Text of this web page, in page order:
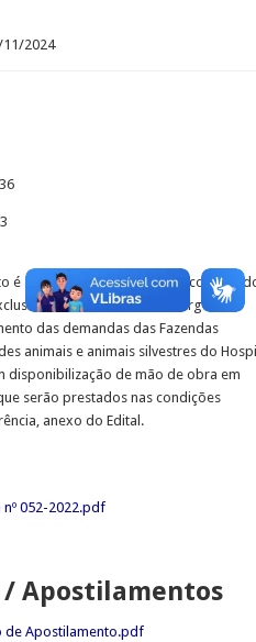
11/2024
é a contratação de serviços
de mão de obra no cargo
das demandas das Fazendas
animais e animais silvestres do
disponibilização de mão de obra em
serão prestados nas condições
anexo do Edital.
nº 052-2022.pdf
Apostilamentos
de Apostilamento.pdf